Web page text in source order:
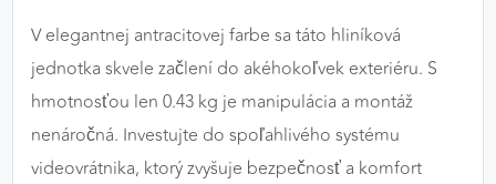
V elegantnej antracitovej farbe sa táto hliníková
jednotka skvele začlení do akéhokoľvek exteriéru. S
hmotnosťou len 0.43 kg je manipulácia a montáž
nenáročná. Investujte do spoľahlivého systému
videovrátnika, ktorý zvyšuje bezpečnosť a komfort